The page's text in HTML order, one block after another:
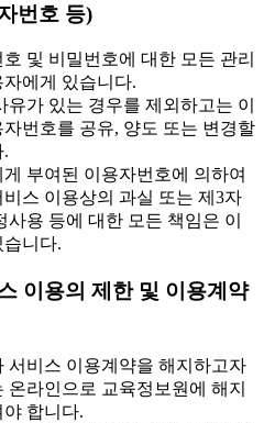
번호 등)
및 비밀번호에 대한 모든 관리
에게 있습니다.
가 있는 경우를 제외하고는 이
번호를 공유, 양도 또는 변경할
.
부여된 이용자번호에 의하여
스 이용상의 과실 또는 제3자
사용 등에 대한 모든 책임은 이
니다.
이용의 제한 및 이용계약
비스 이용계약을 해지하고자
온라인으로 교육정보원에 해지
합니다.